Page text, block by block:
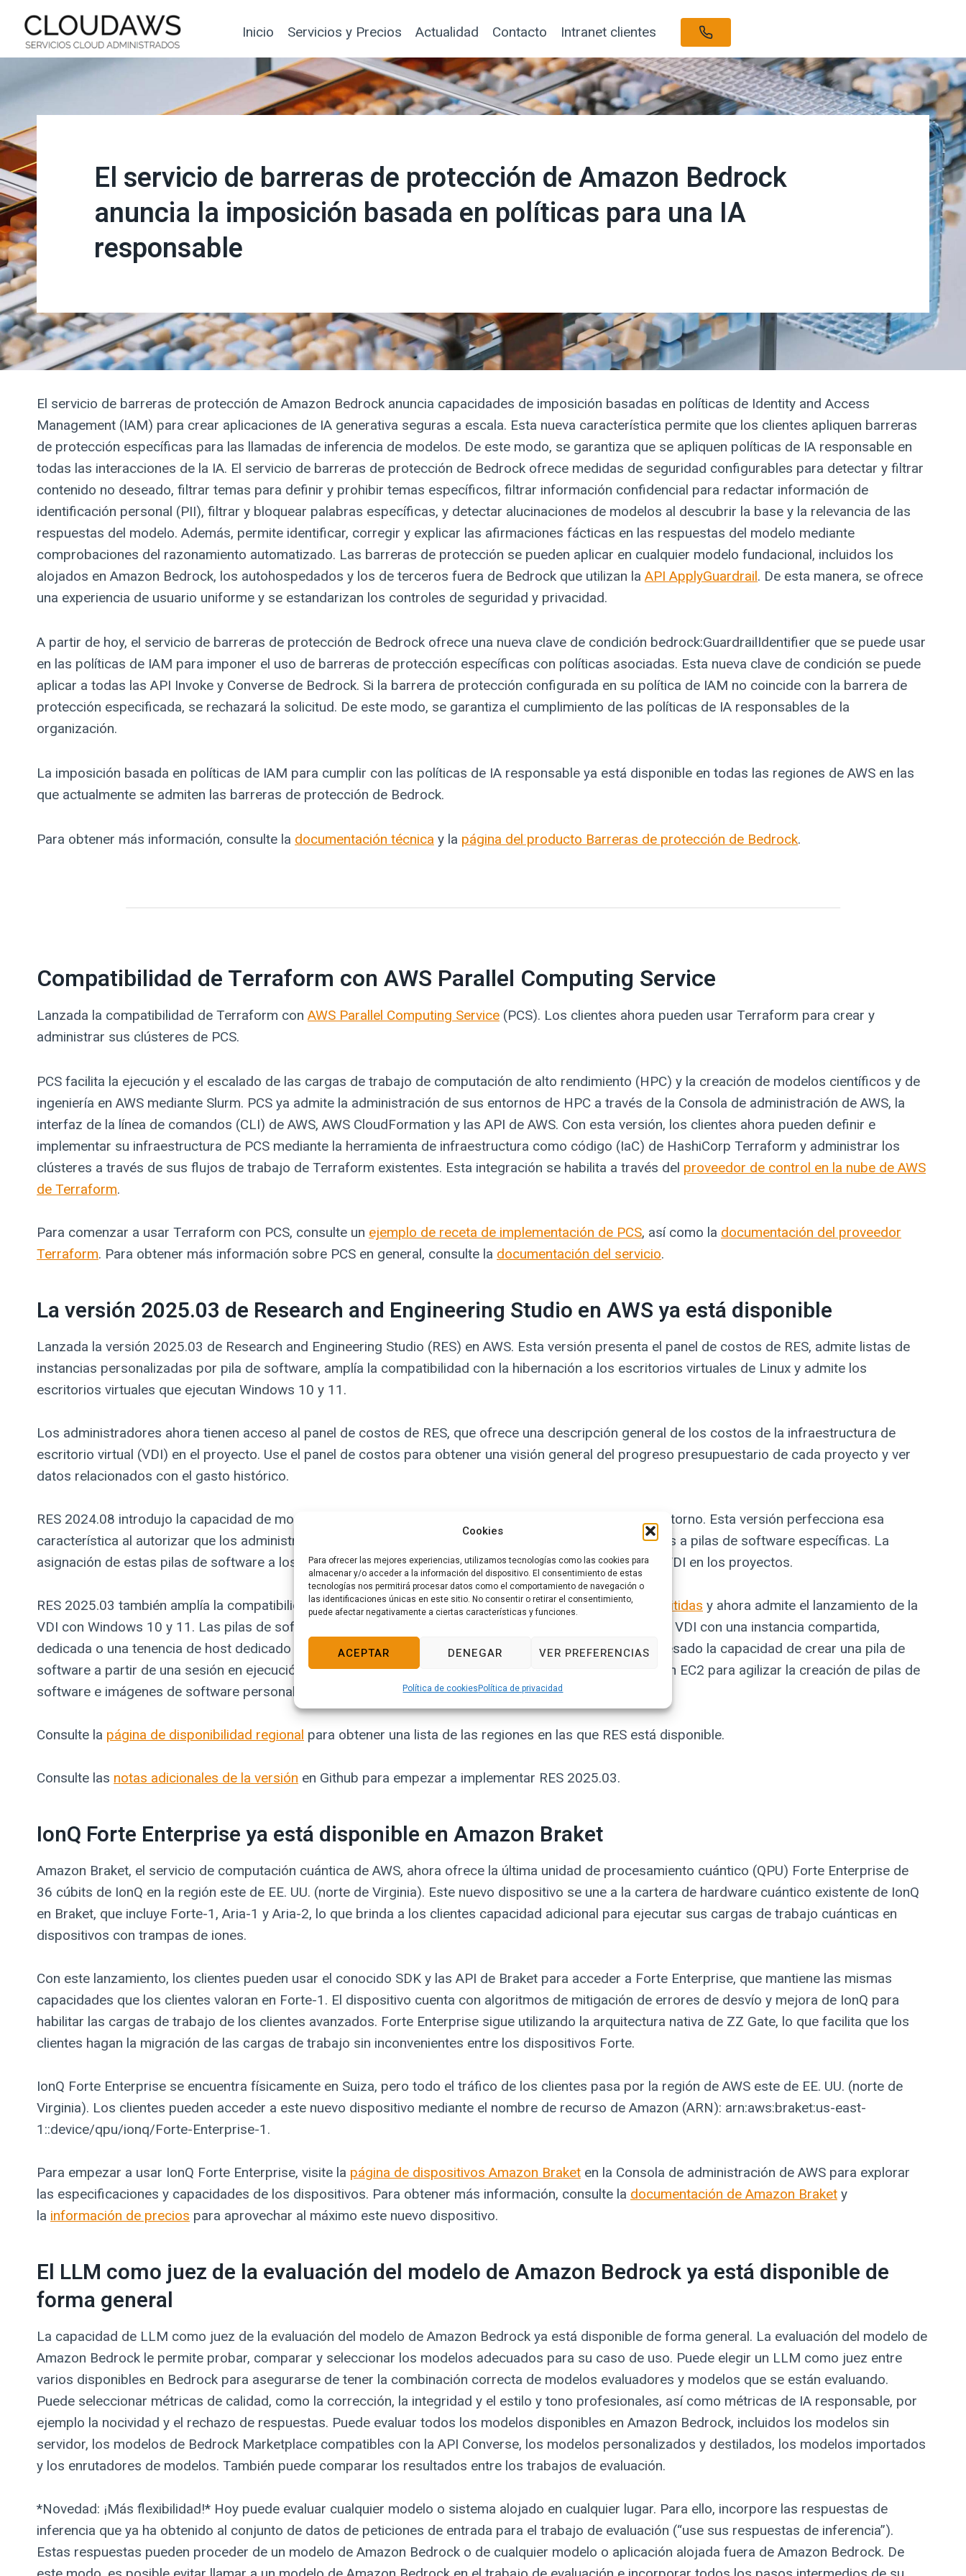
Cookies
Para ofrecer las mejores experiencias, utilizamos tecnologías como las cookies para
almacenar y/o acceder a la información del dispositivo. El consentimiento de estas
tecnologías nos permitirá procesar datos como el comportamiento de navegación o
las identificaciones únicas en este sitio. No consentir o retirar el consentimiento,
puede afectar negativamente a ciertas características y funciones.
ACEPTAR DENEGAR VER PREFERENCIAS
Política de cookies Política de privacidad
contenido
Inicio Servicios y Precios Actualidad Contacto Intranet clientes
CONTÁCTAME
El servicio de barreras de protección de Amazon Bedrock
anuncia la imposición basada en políticas para una IA
responsable
El servicio de barreras de protección de Amazon Bedrock anuncia capacidades de imposición basadas en políticas de Identity and Access
Management (IAM) para crear aplicaciones de IA generativa seguras a escala. Esta nueva característica permite que los clientes apliquen barreras
de protección específicas para las llamadas de inferencia de modelos. De este modo, se garantiza que se apliquen políticas de IA responsable en
todas las interacciones de la IA. El servicio de barreras de protección de Bedrock ofrece medidas de seguridad configurables para detectar y filtrar
contenido no deseado, filtrar temas para definir y prohibir temas específicos, filtrar información confidencial para redactar información de
identificación personal (PII), filtrar y bloquear palabras específicas, y detectar alucinaciones de modelos al descubrir la base y la relevancia de las
respuestas del modelo. Además, permite identificar, corregir y explicar las afirmaciones fácticas en las respuestas del modelo mediante
comprobaciones del razonamiento automatizado. Las barreras de protección se pueden aplicar en cualquier modelo fundacional, incluidos los
alojados en Amazon Bedrock, los autohospedados y los de terceros fuera de Bedrock que utilizan la API ApplyGuardrail. De esta manera, se ofrece
una experiencia de usuario uniforme y se estandarizan los controles de seguridad y privacidad.
A partir de hoy, el servicio de barreras de protección de Bedrock ofrece una nueva clave de condición bedrock:GuardrailIdentifier que se puede usar
en las políticas de IAM para imponer el uso de barreras de protección específicas con políticas asociadas. Esta nueva clave de condición se puede
aplicar a todas las API Invoke y Converse de Bedrock. Si la barrera de protección configurada en su política de IAM no coincide con la barrera de
protección especificada, se rechazará la solicitud. De este modo, se garantiza el cumplimiento de las políticas de IA responsables de la
organización.
La imposición basada en políticas de IAM para cumplir con las políticas de IA responsable ya está disponible en todas las regiones de AWS en las
que actualmente se admiten las barreras de protección de Bedrock.
Para obtener más información, consulte la documentación técnica y la página del producto Barreras de protección de Bedrock.
Compatibilidad de Terraform con AWS Parallel Computing Service
Lanzada la compatibilidad de Terraform con AWS Parallel Computing Service (PCS). Los clientes ahora pueden usar Terraform para crear y
administrar sus clústeres de PCS.
PCS facilita la ejecución y el escalado de las cargas de trabajo de computación de alto rendimiento (HPC) y la creación de modelos científicos y de
ingeniería en AWS mediante Slurm. PCS ya admite la administración de sus entornos de HPC a través de la Consola de administración de AWS, la
interfaz de la línea de comandos (CLI) de AWS, AWS CloudFormation y las API de AWS. Con esta versión, los clientes ahora pueden definir e
implementar su infraestructura de PCS mediante la herramienta de infraestructura como código (IaC) de HashiCorp Terraform y administrar los
clústeres a través de sus flujos de trabajo de Terraform existentes. Esta integración se habilita a través del proveedor de control en la nube de AWS
de Terraform.
Para comenzar a usar Terraform con PCS, consulte un ejemplo de receta de implementación de PCS, así como la documentación del proveedor
Terraform. Para obtener más información sobre PCS en general, consulte la documentación del servicio.
La versión 2025.03 de Research and Engineering Studio en AWS ya está disponible
Lanzada la versión 2025.03 de Research and Engineering Studio (RES) en AWS. Esta versión presenta el panel de costos de RES, admite listas de
instancias personalizadas por pila de software, amplía la compatibilidad con la hibernación a los escritorios virtuales de Linux y admite los
escritorios virtuales que ejecutan Windows 10 y 11.
Los administradores ahora tienen acceso al panel de costos de RES, que ofrece una descripción general de los costos de la infraestructura de
escritorio virtual (VDI) en el proyecto. Use el panel de costos para obtener una visión general del progreso presupuestario de cada proyecto y ver
datos relacionados con el gasto histórico.
RES 2024.08 introdujo la capacidad de modificar la lista de tipos de instancias de VDI permitidos en el entorno. Esta versión perfecciona esa
característica al autorizar que los administradores asignen cualquier subconjunto de instancias permitidas a pilas de software específicas. La
asignación de estas pilas de software a los proyectos permite limitar las instancias disponibles para las VDI en los proyectos.
RES 2025.03 también amplía la compatibilidad con la hibernación a todas lasdistribuciones de Linux admitidas y ahora admite el lanzamiento de la
VDI con Windows 10 y 11. Las pilas de software ahora tienen una configuración adicional para ejecutar la VDI con una instancia compartida,
dedicada o una tenencia de host dedicado para cumplir con los requisitos de licencia. Por último, ha regresado la capacidad de crear una pila de
software a partir de una sesión en ejecución. Utilícela como alternativa al creador de imágenes de Amazon EC2 para agilizar la creación de pilas de
software e imágenes de software personalizadas.
Consulte la página de disponibilidad regional para obtener una lista de las regiones en las que RES está disponible.
Consulte las notas adicionales de la versión en Github para empezar a implementar RES 2025.03.
IonQ Forte Enterprise ya está disponible en Amazon Braket
Amazon Braket, el servicio de computación cuántica de AWS, ahora ofrece la última unidad de procesamiento cuántico (QPU) Forte Enterprise de
36 cúbits de IonQ en la región este de EE. UU. (norte de Virginia). Este nuevo dispositivo se une a la cartera de hardware cuántico existente de IonQ
en Braket, que incluye Forte-1, Aria-1 y Aria-2, lo que brinda a los clientes capacidad adicional para ejecutar sus cargas de trabajo cuánticas en
dispositivos con trampas de iones.
Con este lanzamiento, los clientes pueden usar el conocido SDK y las API de Braket para acceder a Forte Enterprise, que mantiene las mismas
capacidades que los clientes valoran en Forte-1. El dispositivo cuenta con algoritmos de mitigación de errores de desvío y mejora de IonQ para
habilitar las cargas de trabajo de los clientes avanzados. Forte Enterprise sigue utilizando la arquitectura nativa de ZZ Gate, lo que facilita que los
clientes hagan la migración de las cargas de trabajo sin inconvenientes entre los dispositivos Forte.
IonQ Forte Enterprise se encuentra físicamente en Suiza, pero todo el tráfico de los clientes pasa por la región de AWS este de EE. UU. (norte de
Virginia). Los clientes pueden acceder a este nuevo dispositivo mediante el nombre de recurso de Amazon (ARN): arn:aws:braket:us-east-
1::device/qpu/ionq/Forte-Enterprise-1.
Para empezar a usar IonQ Forte Enterprise, visite la página de dispositivos Amazon Braket en la Consola de administración de AWS para explorar
las especificaciones y capacidades de los dispositivos. Para obtener más información, consulte la documentación de Amazon Braket y
la información de precios para aprovechar al máximo este nuevo dispositivo.
El LLM como juez de la evaluación del modelo de Amazon Bedrock ya está disponible de
forma general
La capacidad de LLM como juez de la evaluación del modelo de Amazon Bedrock ya está disponible de forma general. La evaluación del modelo de
Amazon Bedrock le permite probar, comparar y seleccionar los modelos adecuados para su caso de uso. Puede elegir un LLM como juez entre
varios disponibles en Bedrock para asegurarse de tener la combinación correcta de modelos evaluadores y modelos que se están evaluando.
Puede seleccionar métricas de calidad, como la corrección, la integridad y el estilo y tono profesionales, así como métricas de IA responsable, por
ejemplo la nocividad y el rechazo de respuestas. Puede evaluar todos los modelos disponibles en Amazon Bedrock, incluidos los modelos sin
servidor, los modelos de Bedrock Marketplace compatibles con la API Converse, los modelos personalizados y destilados, los modelos importados
y los enrutadores de modelos. También puede comparar los resultados entre los trabajos de evaluación.
*Novedad: ¡Más flexibilidad!* Hoy puede evaluar cualquier modelo o sistema alojado en cualquier lugar. Para ello, incorpore las respuestas de
inferencia que ya ha obtenido al conjunto de datos de peticiones de entrada para el trabajo de evaluación (“use sus respuestas de inferencia”).
Estas respuestas pueden proceder de un modelo de Amazon Bedrock o de cualquier modelo o aplicación alojada fuera de Amazon Bedrock. De